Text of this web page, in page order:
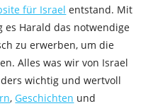
für Israel entstand. Mit
Harald das notwendige
zu erwerben, um die
Alles was wir von Israel
wichtig und wertvoll
,Geschichten und